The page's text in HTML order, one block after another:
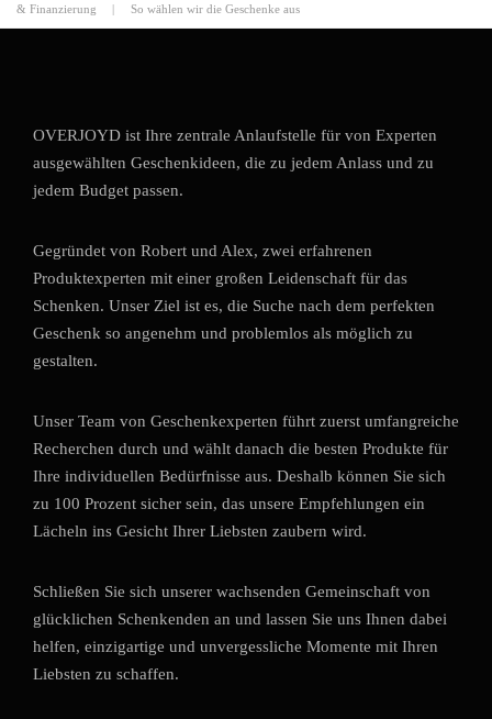
& Finanzierung
| So wählen wir die Geschenke aus
OVERJOYD ist Ihre zentrale Anlaufstelle für von Experten
ausgewählten Geschenkideen, die zu jedem Anlass und zu
jedem Budget passen.
Gegründet von Robert und Alex, zwei erfahrenen
Produktexperten mit einer großen Leidenschaft für das
Schenken. Unser Ziel ist es, die Suche nach dem perfekten
Geschenk so angenehm und problemlos als möglich zu
gestalten.
Unser Team von Geschenkexperten führt zuerst umfangreiche
Recherchen durch und wählt danach die besten Produkte für
Ihre individuellen Bedürfnisse aus. Deshalb können Sie sich
zu 100 Prozent sicher sein, das unsere Empfehlungen ein
Lächeln ins Gesicht Ihrer Liebsten zaubern wird.
Schließen Sie sich unserer wachsenden Gemeinschaft von
glücklichen Schenkenden an und lassen Sie uns Ihnen dabei
helfen, einzigartige und unvergessliche Momente mit Ihren
Liebsten zu schaffen.